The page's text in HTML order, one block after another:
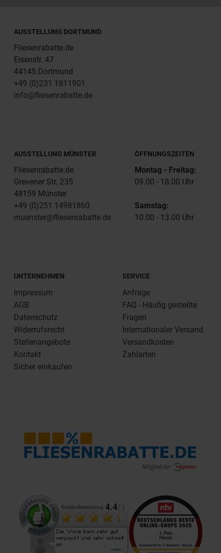
AUSSTELLUNG DORTMUND
Fliesenrabatte.de
Eisenstr. 47
44145 Dortmund
+49 (0)231 1811901
info@fliesenrabatte.de
AUSSTELLUNG MÜNSTER
Fliesenrabatte.de
Grevener Str. 235
48159 Münster
+49 (0)251 14981860
muenster@fliesenrabatte.de
ÖFFNUNGSZEITEN
Montag - Freitag:
09.00 - 18.00 Uhr
Samstag:
10.00 - 13.00 Uhr
UNTERNEHMEN
Impressum
AGB
Datenschutz
Widerrufsrecht
Stellenangebote
Kontakt
Sicher einkaufen
SERVICE
Anfrage
FAQ - Häufig gestellte
Fragen
Internationaler Versand
Versandkosten
Zahlarten